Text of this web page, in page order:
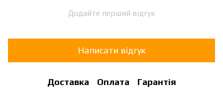
Додайте перший відгук
Написати відгук
Доставка Оплата Гарантія